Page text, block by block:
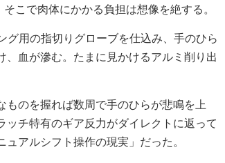
こで肉体にかかる負担は想像を絶する。
用の指切りグローブを仕込み、手のひら
血が滲む。たまに見かけるアルミ削り出
のを握れば数周で手のひらが悲鳴を上
チ特有のギア反力がダイレクトに返って
アルシフト操作の現実」だった。